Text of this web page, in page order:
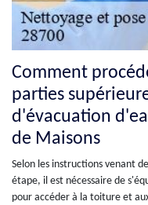
Comment
parties
d'évacuation
de Maisons
Selon les instructions venant
étape, il est nécessaire de
pour accéder à la toiture et